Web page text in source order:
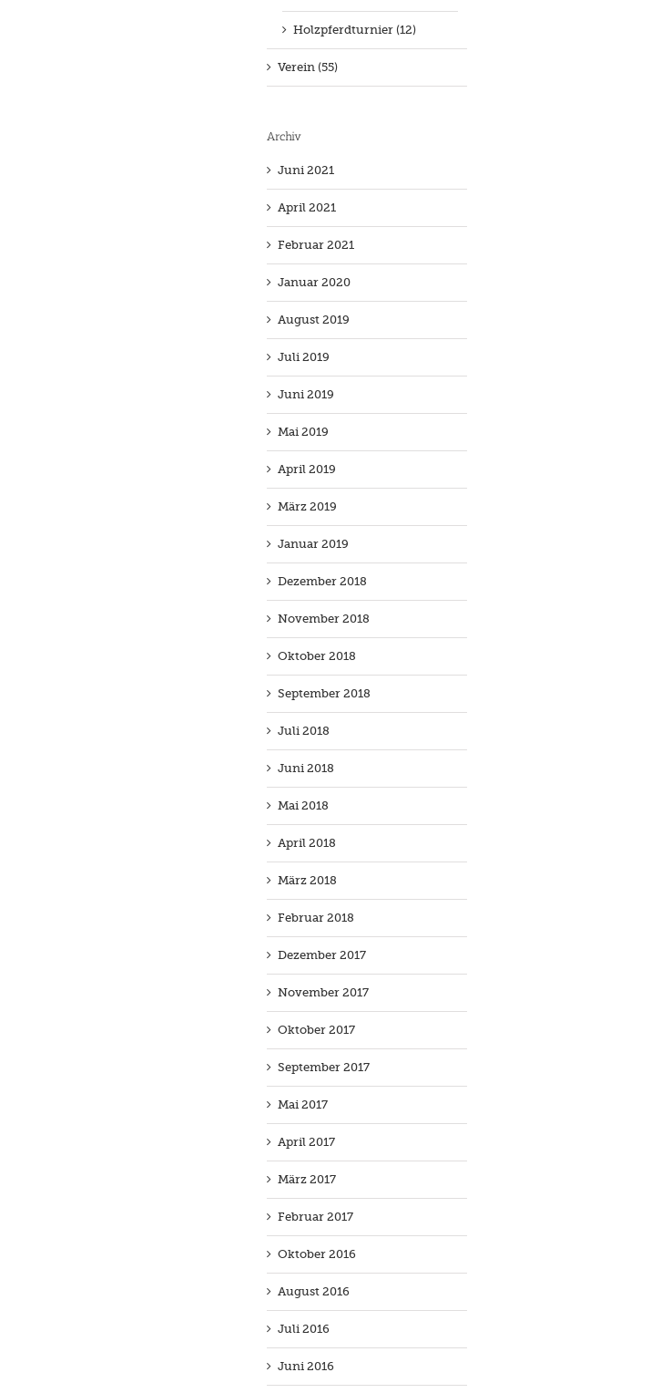
Holzpferdturnier (12)
Verein (55)
Archiv
Juni 2021
April 2021
Februar 2021
Januar 2020
August 2019
Juli 2019
Juni 2019
Mai 2019
April 2019
März 2019
Januar 2019
Dezember 2018
November 2018
Oktober 2018
September 2018
Juli 2018
Juni 2018
Mai 2018
April 2018
März 2018
Februar 2018
Dezember 2017
November 2017
Oktober 2017
September 2017
Mai 2017
April 2017
März 2017
Februar 2017
Oktober 2016
August 2016
Juli 2016
Juni 2016